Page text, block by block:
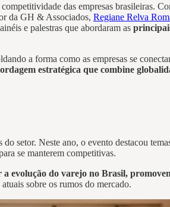
das empresas brasileiras.
da GH & Associados, Regiane Relva
e palestras que abordaram as
a forma como as empresas se
estratégica que combine
setor. Neste ano, o evento destacou
se manterem competitivas.
evolução do varejo no Brasil,
sobre os rumos do mercado.